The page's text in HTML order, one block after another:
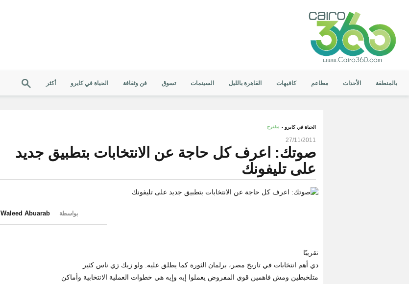
بالمنطقة الأحداث مطاعم كافيهات القاهرة بالليل السينمات تسوق فن وثقافة الحياة في كايرو أكثر
الحياة في كايرو - مقترح
27/11/2011
صوتك: اعرف كل حاجة عن الانتخابات بتطبيق جديد
على تليفونك
بواسطة Waleed Abuarab
تقريبًا
دي أهم انتخابات في تاريخ مصر، برلمان الثورة كما يطلق عليه. ولو زيك زي ناس كثير
متلخبطين ومش فاهمين قوي المفروض يعملوا إيه وإيه هي خطوات العملية الانتخابية وأماكن